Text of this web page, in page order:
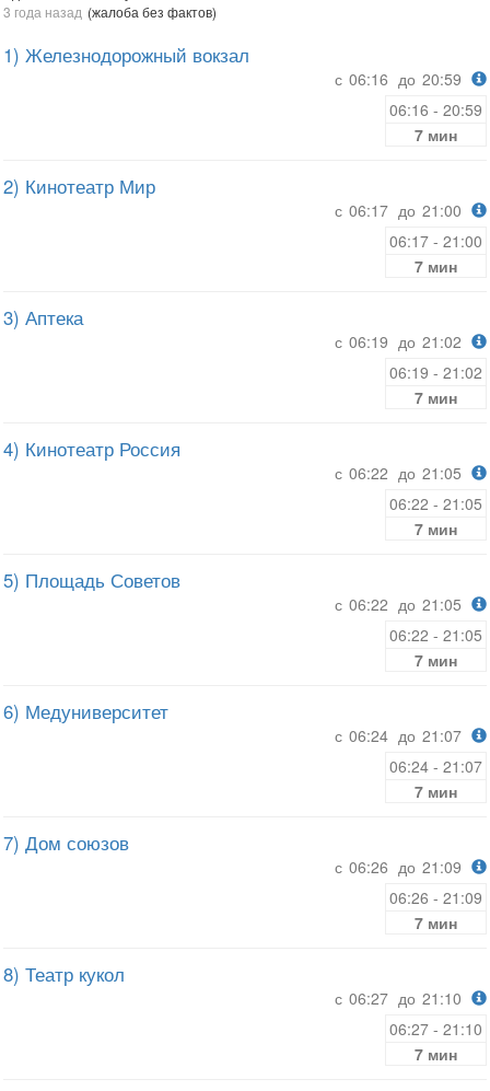
3 года назад (жалоба без фактов)
1) Железнодорожный вокзал
с 06:16 до 20:59
06:16 - 20:59
7 мин
2) Кинотеатр Мир
с 06:17 до 21:00
06:17 - 21:00
7 мин
3) Аптека
с 06:19 до 21:02
06:19 - 21:02
7 мин
4) Кинотеатр Россия
с 06:22 до 21:05
06:22 - 21:05
7 мин
5) Площадь Советов
с 06:22 до 21:05
06:22 - 21:05
7 мин
6) Медуниверситет
с 06:24 до 21:07
06:24 - 21:07
7 мин
7) Дом союзов
с 06:26 до 21:09
06:26 - 21:09
7 мин
8) Театр кукол
с 06:27 до 21:10
06:27 - 21:10
7 мин